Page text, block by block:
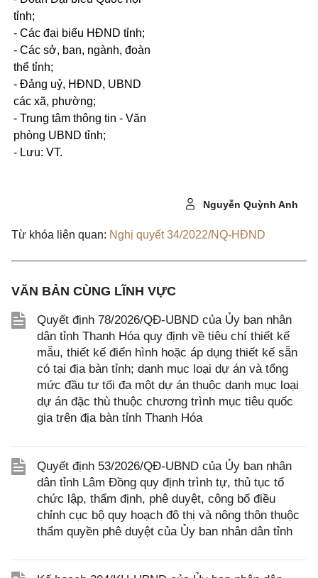
tỉnh;
- Các đại biểu HĐND tỉnh;
- Các sở, ban, ngành, đoàn
thể tỉnh;
- Đảng uỷ, HĐND, UBND
các xã, phường;
- Trung tâm thông tin - Văn
phòng UBND tỉnh;
- Lưu: VT.
Nguyễn Quỳnh Anh
Từ khóa liên quan: Nghị quyết 34/2022/NQ-HĐND
VĂN BẢN CÙNG LĨNH VỰC
Quyết định 78/2026/QĐ-UBND của Ủy ban nhân
dân tỉnh Thanh Hóa quy định về tiêu chí thiết kế
mẫu, thiết kế điển hình hoặc áp dụng thiết kế sẵn
có tại địa bàn tỉnh; danh mục loại dự án và tổng
mức đầu tư tối đa một dự án thuộc danh mục loại
dự án đặc thù thuộc chương trình mục tiêu quốc
gia trên địa bàn tỉnh Thanh Hóa
Quyết định 53/2026/QĐ-UBND của Ủy ban nhân
dân tỉnh Lâm Đồng quy định trình tự, thủ tục tổ
chức lập, thẩm định, phê duyệt, công bố điều
chỉnh cục bộ quy hoạch đô thị và nông thôn thuộc
thẩm quyền phê duyệt của Ủy ban nhân dân tỉnh